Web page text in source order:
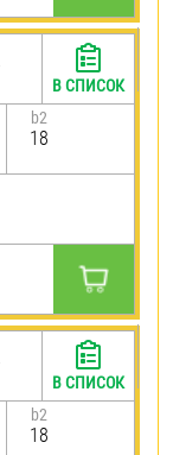
b2
18
В СПИСОК
b2
18
В СПИСОК